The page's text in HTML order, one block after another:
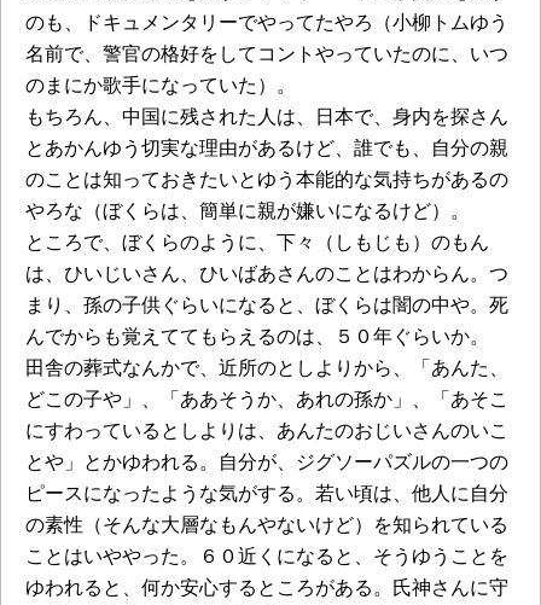
のも、ドキュメンタリーでやってたやろ（小柳トムゆう
名前で、警官の格好をしてコントやっていたのに、いつ
のまにか歌手になっていた）。
もちろん、中国に残された人は、日本で、身内を探さん
とあかんゆう切実な理由があるけど、誰でも、自分の親
のことは知っておきたいとゆう本能的な気持ちがあるの
やろな（ぼくらは、簡単に親が嫌いになるけど）。
ところで、ぼくらのように、下々（しもじも）のもん
は、ひいじいさん、ひいばあさんのことはわからん。つ
まり、孫の子供ぐらいになると、ぼくらは闇の中や。死
んでからも覚えててもらえるのは、５０年ぐらいか。
田舎の葬式なんかで、近所のとしよりから、「あんた、
どこの子や」、「ああそうか、あれの孫か」、「あそこ
にすわっているとしよりは、あんたのおじいさんのいこ
とや」とかゆわれる。自分が、ジグソーパズルの一つの
ピースになったような気がする。若い頃は、他人に自分
の素性（そんな大層なもんやないけど）を知られている
ことはいややった。６０近くになると、そうゆうことを
ゆわれると、何か安心するところがある。氏神さんに守